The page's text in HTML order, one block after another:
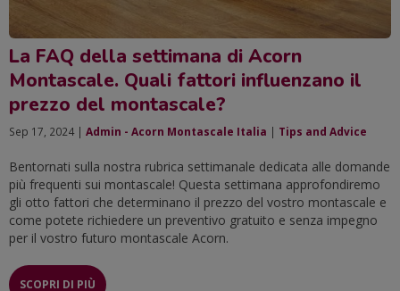
La FAQ della settimana di Acorn
Montascale. Quali fattori influenzano il
prezzo del montascale?
Sep 17, 2024 | Admin - Acorn Montascale Italia | Tips and Advice
Bentornati sulla nostra rubrica settimanale dedicata alle domande
più frequenti sui montascale! Questa settimana approfondiremo
gli otto fattori che determinano il prezzo del vostro montascale e
come potete richiedere un preventivo gratuito e senza impegno
per il vostro futuro montascale Acorn.
SCOPRI DI PIÙ